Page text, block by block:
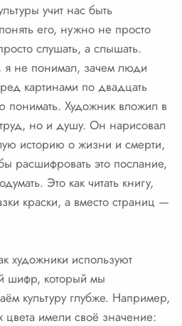
учит нас быть
его, нужно не просто
слушать, а слышать.
я не понимал, зачем люди
картинами по двадцать
понимать. Художник вложил в
но и душу. Он нарисовал
историю о жизни и смерти,
расшифровать это послание,
Это как читать книгу,
краски, а вместо страниц —
художники используют
шифр, который мы
культуру глубже. Например,
цвета имели своё значение: